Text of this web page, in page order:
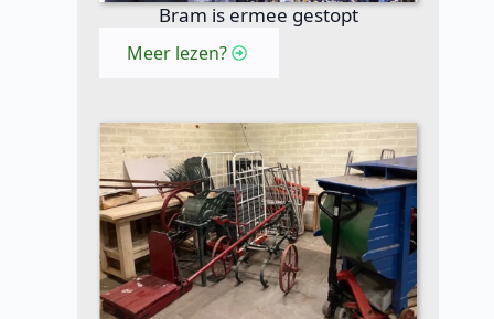
Bram is ermee gestopt
Meer lezen?